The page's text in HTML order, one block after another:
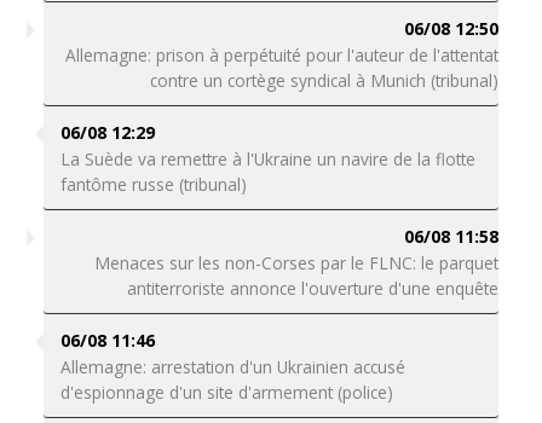
06/08 12:50
Allemagne: prison à perpétuité pour l'auteur de l'attentat
contre un cortège syndical à Munich (tribunal)
06/08 12:29
La Suède va remettre à l'Ukraine un navire de la flotte
fantôme russe (tribunal)
06/08 11:58
Menaces sur les non-Corses par le FLNC: le parquet
antiterroriste annonce l'ouverture d'une enquête
06/08 11:46
Allemagne: arrestation d'un Ukrainien accusé
d'espionnage d'un site d'armement (police)